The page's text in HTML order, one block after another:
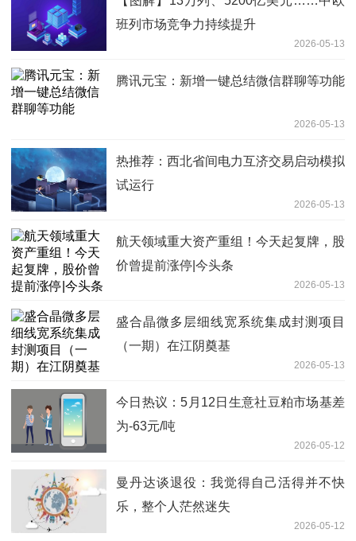
班列市场竞争力持续提升
2026-05-13
腾讯元宝：新增一键总结微信群聊等功能
2026-05-13
热推荐：西北省间电力互济交易启动模拟
试运行
2026-05-13
航天领域重大资产重组！今天起复牌，股
价曾提前涨停|今头条
2026-05-13
盛合晶微多层细线宽系统集成封测项目
（一期）在江阴奠基
2026-05-13
今日热议：5月12日生意社豆粕市场基差
为-63元/吨
2026-05-12
曼丹达谈退役：我觉得自己活得并不快
乐，整个人茫然迷失
2026-05-12